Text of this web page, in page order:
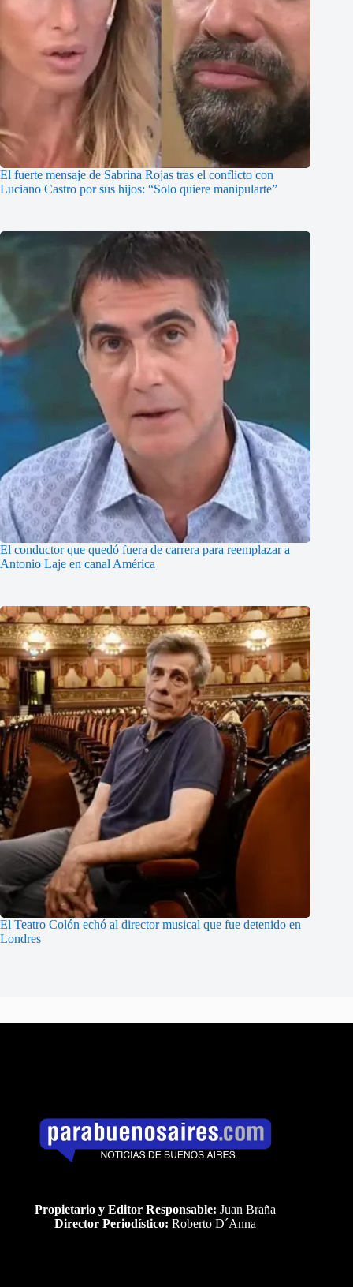
El fuerte mensaje de Sabrina Rojas tras el conflicto con
Luciano Castro por sus hijos: “Solo quiere manipularte”
El conductor que quedó fuera de carrera para reemplazar a
Antonio Laje en canal América
El Teatro Colón echó al director musical que fue detenido en
Londres
Propietario y Editor Responsable: Juan Braña
Director Periodístico: Roberto D´Anna